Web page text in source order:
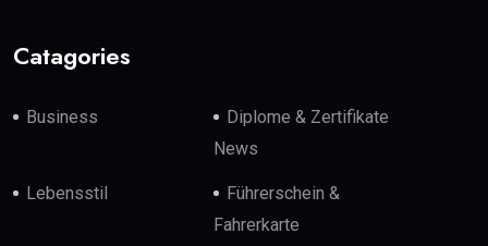
Catagories
Business
Diplome & Zertifikate
News
Lebensstil
Führerschein &
Fahrerkarte